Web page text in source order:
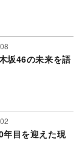
坂46の未来を語
年目を迎えた現